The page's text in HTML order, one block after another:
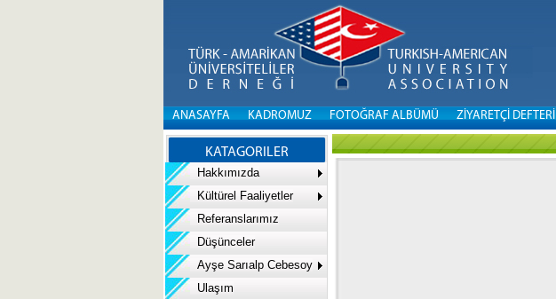
ANASAYFA KADROMUZ FOTOĞRAF ALBÜMÜ ZİYARETÇİ DEFTERİ
KATAGORILER
Hakkımızda
Kültürel Faaliyetler
Referanslarımız
Düşünceler
Ayşe Sarıalp Cebesoy
Ulaşım